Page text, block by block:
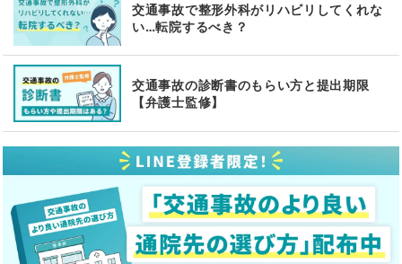
交通事故で整形外科がリハビリしてくれな
い…転院するべき？
交通事故の診断書のもらい方と提出期限
【弁護士監修】